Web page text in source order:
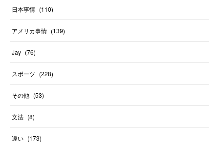
日本事情 (110)
アメリカ事情 (139)
Jay (76)
スポーツ (228)
その他 (53)
文法 (8)
違い (173)